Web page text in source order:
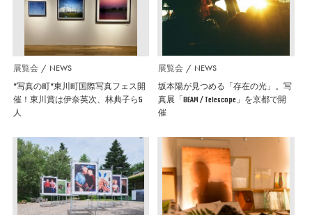
展覧会 NEWS
”写真の町”東川町国際写真フェス開
催！東川賞は伊奈英次、林典子ら5
人
展覧会 NEWS
坂本陽が見つめる「存在の光」。写
真展「BEAM / Telescope」を京都で開
催